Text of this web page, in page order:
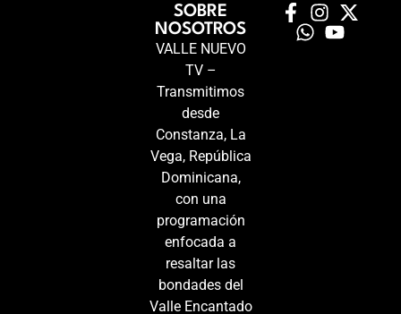
SOBRE
NOSOTROS
VALLE NUEVO
TV –
Transmitimos
desde
Constanza, La
Vega, República
Dominicana,
con una
programación
enfocada a
resaltar las
bondades del
Valle Encantado